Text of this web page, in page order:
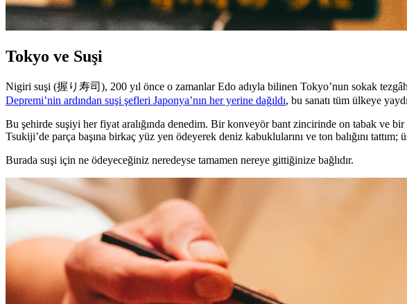
Tokyo ve Suşi
Nigiri suşi (握り寿司), 200 yıl önce o zamanlar Edo adıyla bilinen Tokyo’nun sokak
Depremi’nin ardından suşi şefleri Japonya’nın her yerine dağıldı, bu sanatı tüm ülkeye
Bu şehirde suşiyi her fiyat aralığında denedim. Bir konveyör bant zincirinde on tabak ve
Tsukiji’de parça başına birkaç yüz yen ödeyerek deniz kabuklularını ve ton balığını
Burada suşi için ne ödeyeceğiniz neredeyse tamamen nereye gittiğinize bağlıdır.